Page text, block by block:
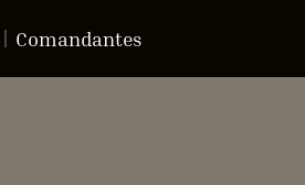
Comandantes